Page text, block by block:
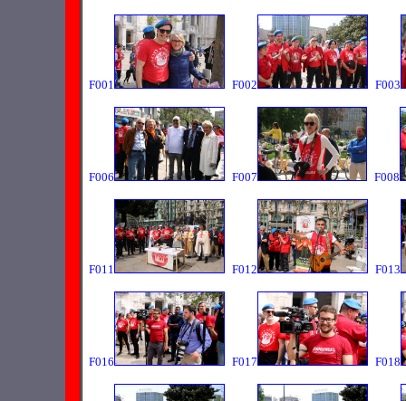
F001 F002 F003
F006 F007 F008
F011 F012 F013
F016 F017 F018